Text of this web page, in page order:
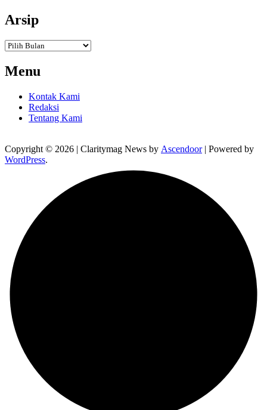
Arsip
Arsip
Menu
Kontak Kami
Redaksi
Tentang Kami
Copyright © 2026 | Claritymag News by Ascendoor| Powered by
WordPress.